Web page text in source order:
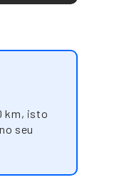
km, isto
seu